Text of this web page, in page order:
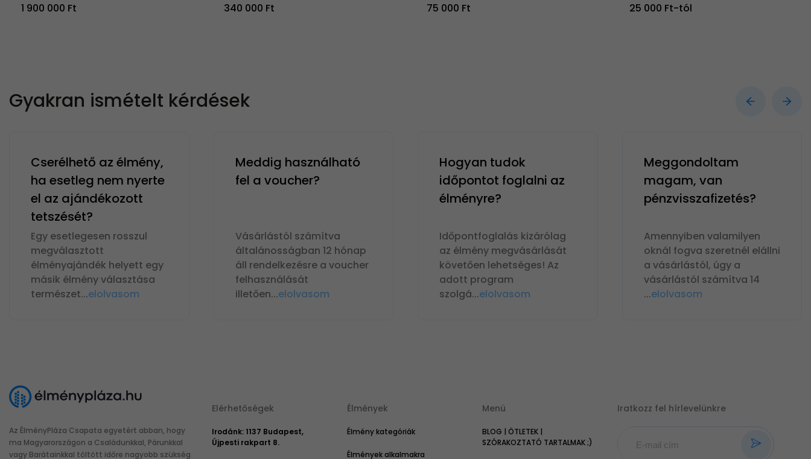
1 900 000 Ft
340 000 Ft
75 000 Ft
25 000 Ft-tól
Gyakran ismételt kérdések
Cserélhető az élmény,
ha esetleg nem nyerte
el az ajándékozott
tetszését?
Egy esetlegesen rosszul
megválasztott
élményajándék helyett egy
másik élmény választása
természet...elolvasom
Meddig használható
fel a voucher?
Vásárlástól számítva
általánosságban 12 hónap
áll rendelkezésre a voucher
felhasználását
illetően...elolvasom
Hogyan tudok
időpontot foglalni az
élményre?
Időpontfoglalás kizárólag
az élmény megvásárlását
követően lehetséges! Az
adott program
szolgá...elolvasom
Meggondoltam
magam, van
pénzvisszafizetés?
Amennyiben valamilyen
oknál fogva szeretnél elállni
a vásárlástól, úgy a
vásárlástól számítva 14
...elolvasom
Az ÉlményPláza Csapata egyetért abban, hogy
ma Magyarországon a Családunkkal, Párunkkal
vagy Barátainkkal töltött időre nagyobb szükség
Elérhetőségek
Irodánk: 1137 Budapest,
Újpesti rakpart 8.
Élmények
Élmény kategóriák
Élmények alkalmakra
Menü
BLOG | ÖTLETEK |
SZÓRAKOZTATÓ TARTALMAK ;)
Iratkozz fel hírlevelünkre